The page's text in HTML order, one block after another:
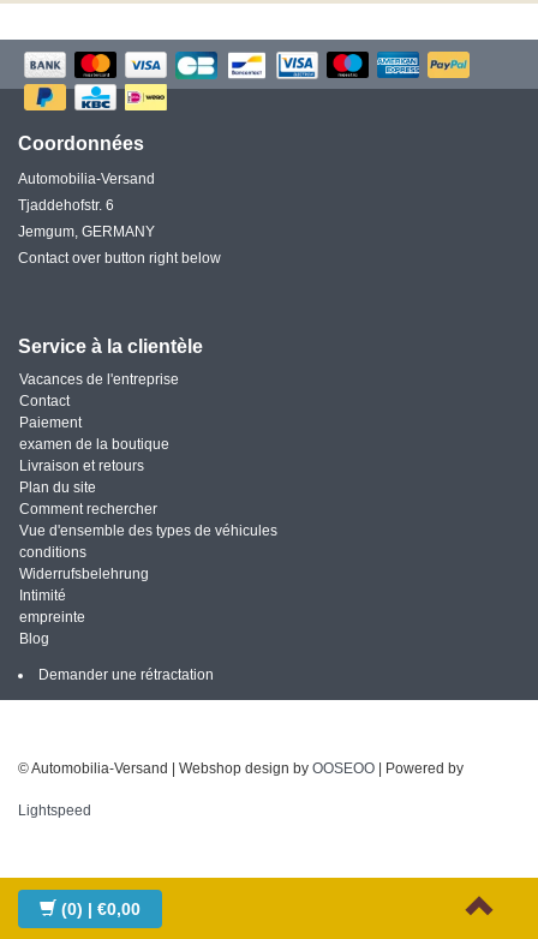
Coordonnées
Automobilia-Versand
Tjaddehofstr. 6
Jemgum, GERMANY
Contact over button right below
Service à la clientèle
Vacances de l'entreprise
Contact
Paiement
examen de la boutique
Livraison et retours
Plan du site
Comment rechercher
Vue d'ensemble des types de véhicules
conditions
Widerrufsbelehrung
Intimité
empreinte
Blog
Demander une rétractation
© Automobilia-Versand | Webshop design by OOSEOO | Powered by
Lightspeed
(0) | €0,00